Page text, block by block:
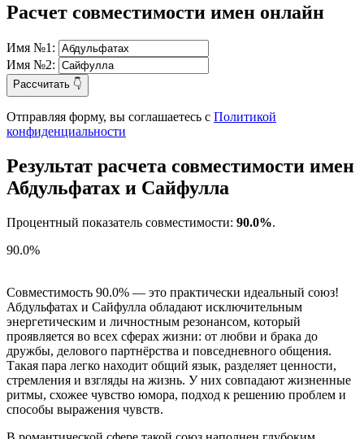
Расчет совместимости имен онлайн
Имя №1:
Имя №2:
Рассчитать 👇
Отправляя форму, вы соглашаетесь с Политикой
конфиденциальности
Результат расчета совместимости имен
Абдульфатах и Сайфулла
Процентный показатель совместимости: 90.0%.
90.0%
Совместимость 90.0% — это практически идеальный союз!
Абдульфатах и Сайфулла обладают исключительным
энергетическим и личностным резонансом, который
проявляется во всех сферах жизни: от любви и брака до
дружбы, делового партнёрства и повседневного общения.
Такая пара легко находит общий язык, разделяет ценности,
стремления и взгляды на жизнь. У них совпадают жизненные
ритмы, схожее чувство юмора, подход к решению проблем и
способы выражения чувств.